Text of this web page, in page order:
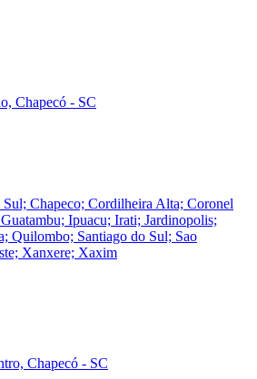
Chapecó - SC
Sul; Chapeco; Cordilheira Alta; Coronel
Ipuacu; Irati; Jardinopolis;
Quilombo; Santiago do Sul; Sao
Xanxere; Xaxim
Chapecó - SC